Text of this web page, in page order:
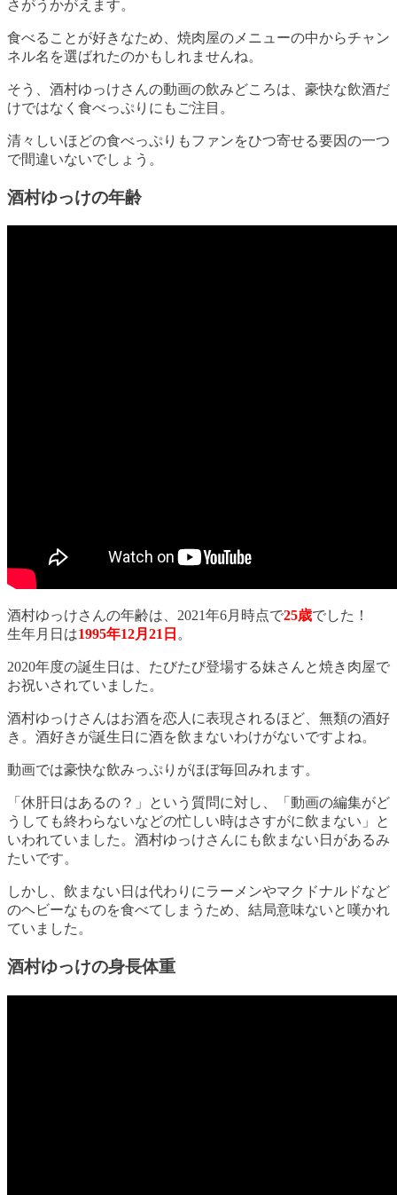
さがうかがえます。
食べることが好きなため、焼肉屋のメニューの中からチャン
ネル名を選ばれたのかもしれませんね。
そう、酒村ゆっけさんの動画の飲みどころは、豪快な飲酒だ
けではなく食べっぷりにもご注目。
清々しいほどの食べっぷりもファンをひつ寄せる要因の一つ
で間違いないでしょう。
酒村ゆっけの年齢
酒村ゆっけさんの年齢は、2021年6月時点で25歳でした！
生年月日は1995年12月21日 。
2020年度の誕生日は、たびたび登場する妹さんと焼き肉屋で
お祝いされていました。
酒村ゆっけさんはお酒を恋人に表現されるほど、無類の酒好
き。酒好きが誕生日に酒を飲まないわけがないですよね。
動画では豪快な飲みっぷりがほぼ毎回みれます。
「休肝日はあるの？」という質問に対し、「動画の編集がど
うしても終わらないなどの忙しい時はさすがに飲まない」と
いわれていました。酒村ゆっけさんにも飲まない日があるみ
たいです。
しかし、飲まない日は代わりにラーメンやマクドナルドなど
のヘビーなものを食べてしまうため、結局意味ないと嘆かれ
ていました。
酒村ゆっけの身長体重